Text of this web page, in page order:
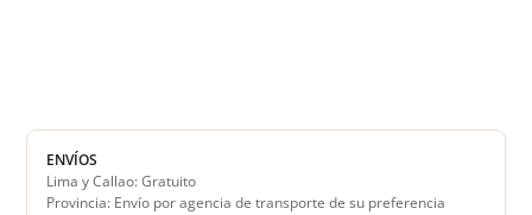
ENVÍOS
Lima y Callao: Gratuito
Provincia: Envío por agencia de transporte de su preferencia